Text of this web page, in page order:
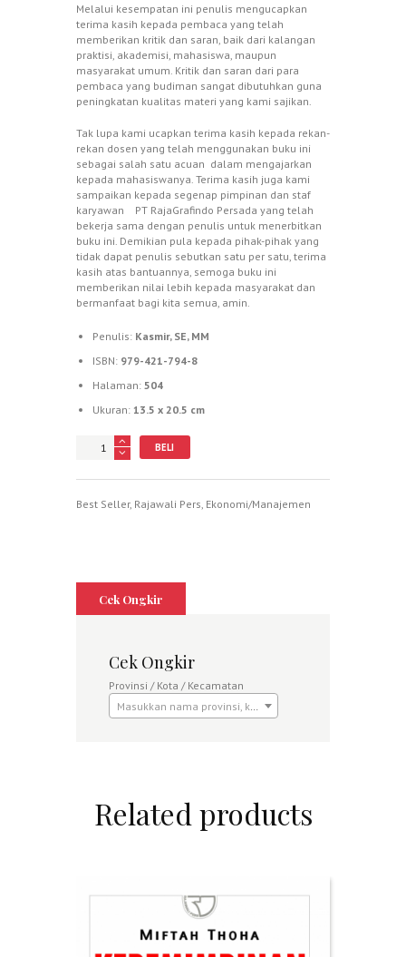
Melalui kesempatan ini penulis mengucapkan
terima kasih kepada pembaca yang telah
memberikan kritik dan saran, baik dari kalangan
praktisi, akademisi, mahasiswa, maupun
masyarakat umum. Kritik dan saran dari para
pembaca yang budiman sangat dibutuhkan guna
peningkatan kualitas materi yang kami sajikan.
Tak lupa kami ucapkan terima kasih kepada rekan-
rekan dosen yang telah menggunakan buku ini
sebagai salah satu acuan dalam mengajarkan
kepada mahasiswanya. Terima kasih juga kami
sampaikan kepada segenap pimpinan dan staf
karyawan PT RajaGrafindo Persada yang telah
bekerja sama dengan penulis untuk menerbitkan
buku ini. Demikian pula kepada pihak-pihak yang
tidak dapat penulis sebutkan satu per satu, terima
kasih atas bantuannya, semoga buku ini
memberikan nilai lebih kepada masyarakat dan
bermanfaat bagi kita semua, amin.
Penulis: Kasmir, SE, MM
ISBN: 979-421-794-8
Halaman: 504
Ukuran: 13.5 x 20.5 cm
Jumlah BELI
Best Seller, Rajawali Pers, Ekonomi/Manajemen
Cek Ongkir
Cek Ongkir
Provinsi / Kota / Kecamatan
Related products